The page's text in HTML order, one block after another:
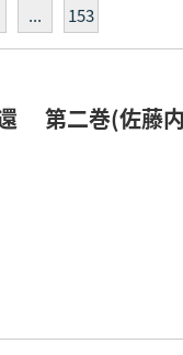
... 153
第二巻(佐藤内